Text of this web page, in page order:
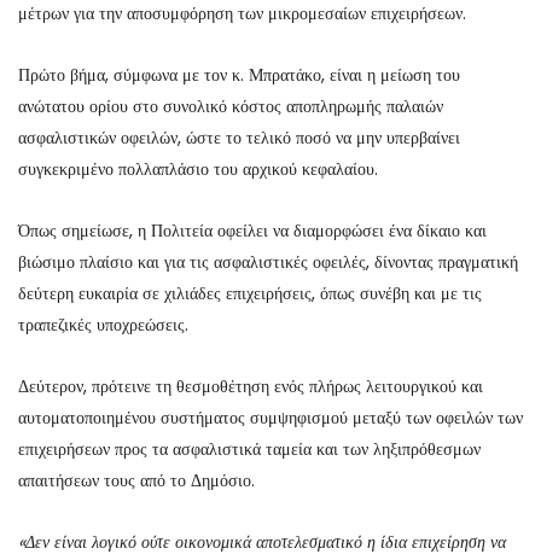
μέτρων για την αποσυμφόρηση των μικρομεσαίων επιχειρήσεων.
Πρώτο βήμα, σύμφωνα με τον κ. Μπρατάκο, είναι η μείωση του
ανώτατου ορίου στο συνολικό κόστος αποπληρωμής παλαιών
ασφαλιστικών οφειλών, ώστε το τελικό ποσό να μην υπερβαίνει
συγκεκριμένο πολλαπλάσιο του αρχικού κεφαλαίου.
Όπως σημείωσε, η Πολιτεία οφείλει να διαμορφώσει ένα δίκαιο και
βιώσιμο πλαίσιο και για τις ασφαλιστικές οφειλές, δίνοντας πραγματική
δεύτερη ευκαιρία σε χιλιάδες επιχειρήσεις, όπως συνέβη και με τις
τραπεζικές υποχρεώσεις.
Δεύτερον, πρότεινε τη θεσμοθέτηση ενός πλήρως λειτουργικού και
αυτοματοποιημένου συστήματος συμψηφισμού μεταξύ των οφειλών των
επιχειρήσεων προς τα ασφαλιστικά ταμεία και των ληξιπρόθεσμων
απαιτήσεων τους από το Δημόσιο.
«Δεν είναι λογικό ούτε οικονομικά αποτελεσματικό η ίδια επιχείρηση να